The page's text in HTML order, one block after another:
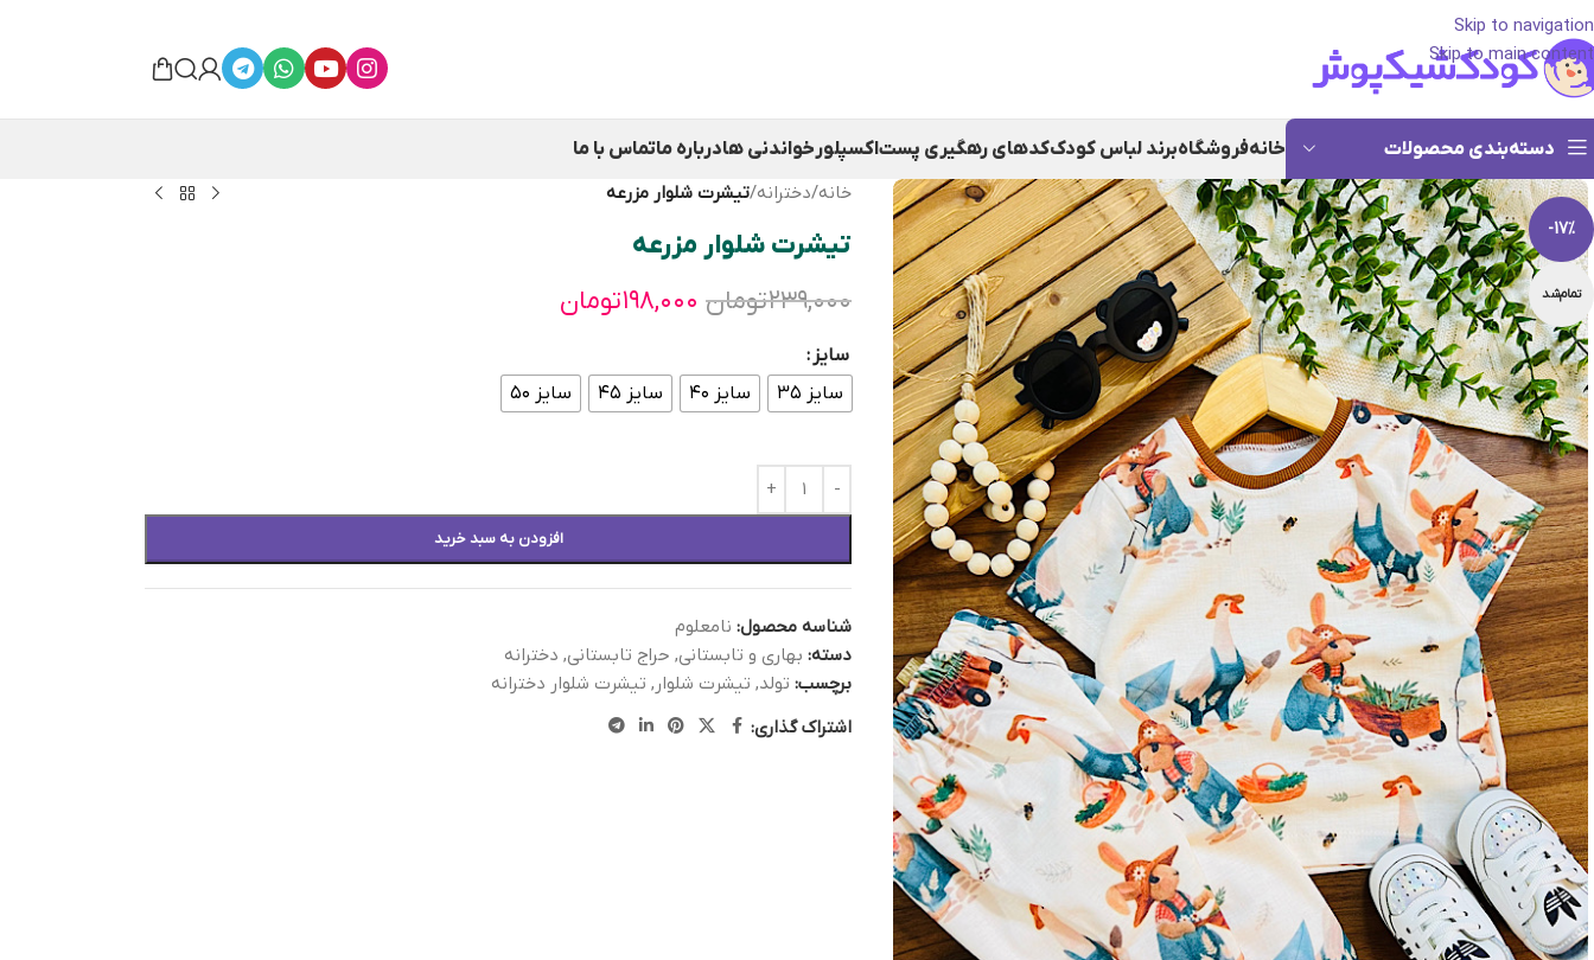
Skip to navigation
Skip to main content
دسته‌بندی محصولات خانهفروشگاهبرند لباس کودککدهای رهگیری پستاکسپلورخواندنی هادرباره ماتماس با ما
-17%
تمام‌شد
خانه/دخترانه/تیشرت شلوار مزرعه
تیشرت شلوار مزرعه
۲۳۹,۰۰۰تومان ۱۹۸,۰۰۰تومان
سایز
سایز ۳۵
سایز ۴۰ سایز ۴۵ سایز ۵۰
افزودن به سبد خرید
شناسه محصول: نامعلوم
دسته: بهاری و تابستانی, حراج تابستانی, دخترانه
برچسب: تولد, تیشرت شلوار , تیشرت شلوار دخترانه
اشتراک گذاری: